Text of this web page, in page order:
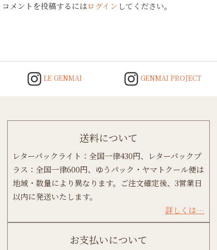
コメントを投稿するにはログイン してください。
LE GENMAI GENMAI PROJECT
送料について
レターパックライト：全国一律430円、レターパックプ
ラス：全国一律600円、ゆうパック・ヤマトクール便は
地域・数量により異なります。ご注文確定後、3営業日
以内に発送いたします。
詳しくは…
お支払いについて